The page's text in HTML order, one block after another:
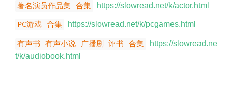
著名演员作品集 合集 https://slowread.net/k/actor.html
PC游戏 合集 https://slowread.net/k/pcgames.html
有声书 有声小说 广播剧 评书 合集
https://slowread.ne
t/k/audiobook.html